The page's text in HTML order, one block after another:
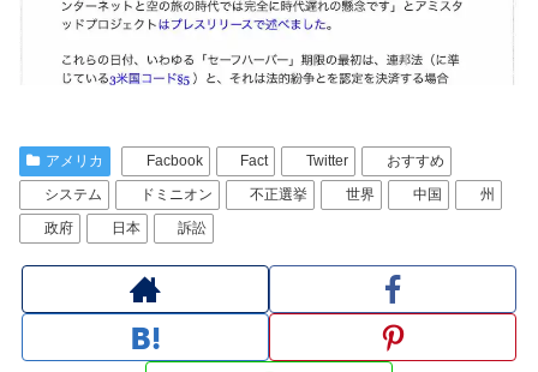
アメリカ Facbook Fact Twitter
おすすめ
システム
ドミニオン 不正選挙 世界 中国
州
政府
日本 訴訟